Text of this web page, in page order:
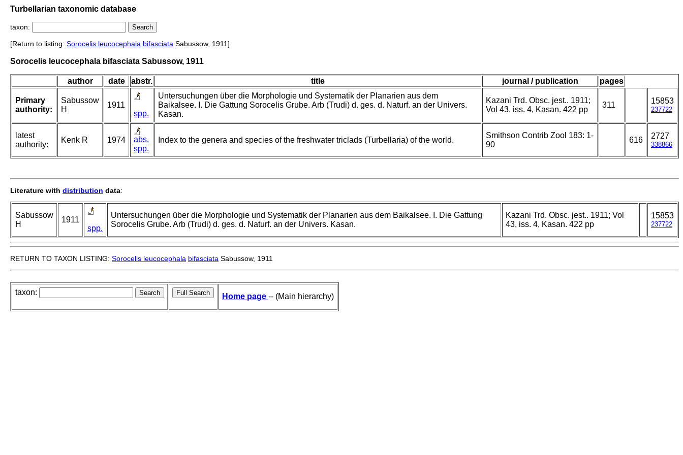
Turbellarian taxonomic database
taxon:
[Return to listing: Sorocelis leucocephala bifasciata Sabussow, 1911]
Sorocelis leucocephala bifasciata Sabussow, 1911
author date abstr. title journal / publication pages
Primary
authority:
Sabussow
H
1911
spp.
Untersuchungen über die Morphologie und Systematik der Planarien aus dem
Baikalsee. I. Die Gattung Sorocelis Grube. Arb (Trudi) d. ges. d. Naturf. an der Univers.
Kasan.
Kazani Trd. Obsc. jest.. 1911;
Vol 43, iss. 4, Kasan. 422 pp
311 15853
237722
latest
authority:
Kenk R 1974
abs.
spp.
Index to the genera and species of the freshwater triclads (Turbellaria) of the world.
Smithson Contrib Zool 183: 1-
90
616 2727
338866
Literature with distribution data:
Sabussow
H
1911
spp.
Untersuchungen über die Morphologie und Systematik der Planarien aus dem Baikalsee. I. Die Gattung
Sorocelis Grube. Arb (Trudi) d. ges. d. Naturf. an der Univers. Kasan.
Kazani Trd. Obsc. jest.. 1911; Vol
43, iss. 4, Kasan. 422 pp
15853
237722
RETURN TO TAXON LISTING: Sorocelis leucocephala bifasciata Sabussow, 1911
taxon: Home page -- (Main hierarchy)